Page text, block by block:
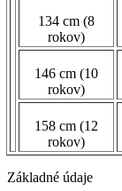
134 cm (8
rokov)
146 cm (10
rokov)
158 cm (12
rokov)
Základné údaje